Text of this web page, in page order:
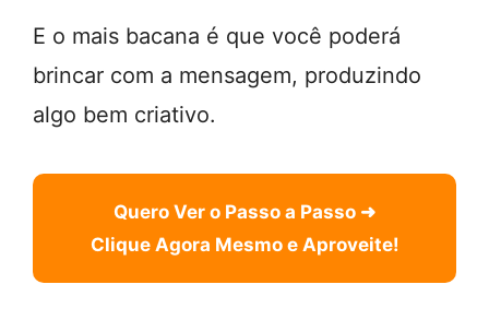
E o mais bacana é que você poderá
brincar com a mensagem, produzindo
algo bem criativo.
Quero Ver o Passo a Passo ➜
Clique Agora Mesmo e Aproveite!